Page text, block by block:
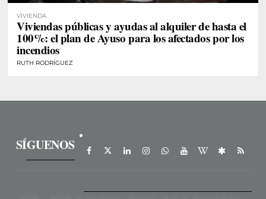
VIVIENDA
Viviendas públicas y ayudas al alquiler de hasta el
100%: el plan de Ayuso para los afectados por los
incendios
RUTH RODRÍGUEZ
SÍGUENOS